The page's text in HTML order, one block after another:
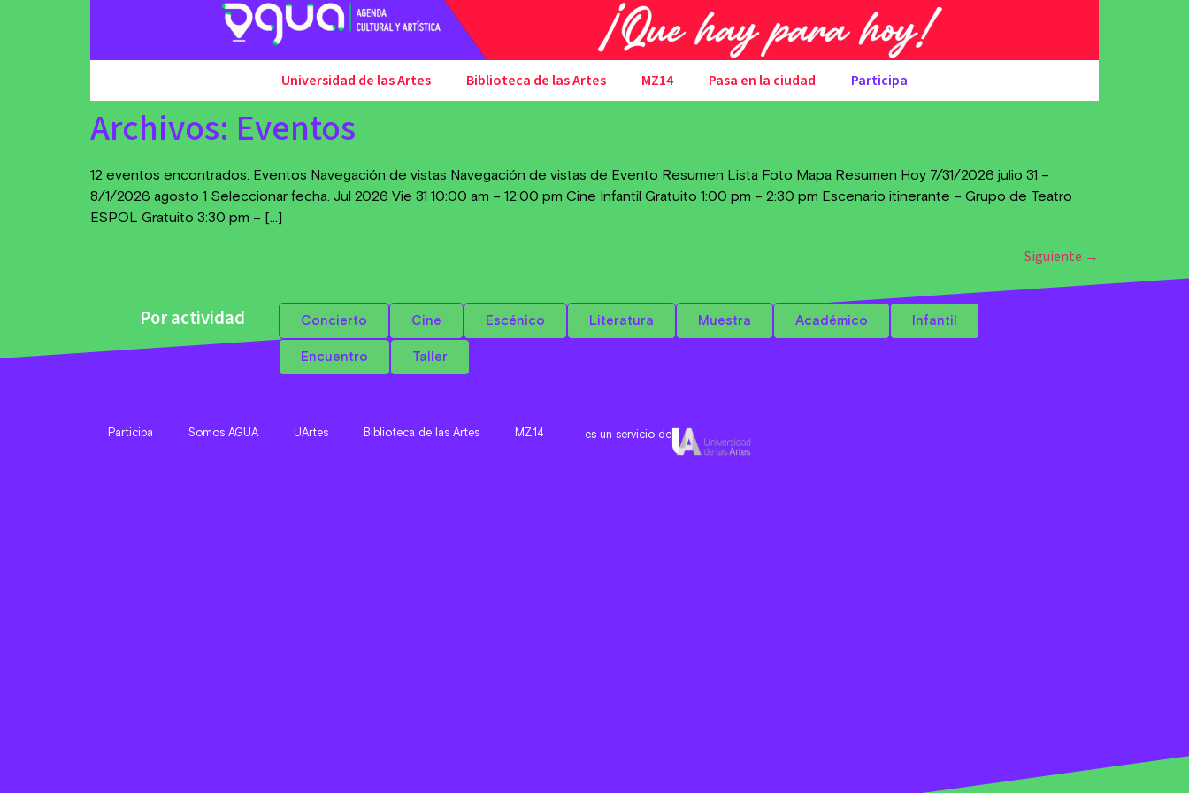
Universidad de las Artes Biblioteca de las Artes MZ14 Pasa en la ciudad Participa
Archivos: Eventos
12 eventos encontrados. Eventos Navegación de vistas Navegación de vistas de Evento Resumen Lista Foto Mapa Resumen Hoy 7/31/2026 julio 31 –
8/1/2026 agosto 1 Seleccionar fecha. Jul 2026 Vie 31 10:00 am – 12:00 pm Cine Infantil Gratuito 1:00 pm – 2:30 pm Escenario itinerante – Grupo de Teatro
ESPOL Gratuito 3:30 pm – […]
Siguiente →
Por actividad Concierto Cine Escénico Literatura Muestra Académico Infantil
Encuentro Taller
Participa Somos AGUA UArtes Biblioteca de las Artes MZ14 es un servicio de